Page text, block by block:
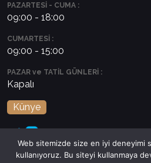
PAZARTESİ - CUMA :
09:00 - 18:00
CUMARTESİ :
09:00 - 15:00
PAZAR ve TATİL GÜNLERİ :
Kapalı
Künye
Web sitemizde size en iyi deneyimi
kullanıyoruz. Bu siteyi kullanmaya